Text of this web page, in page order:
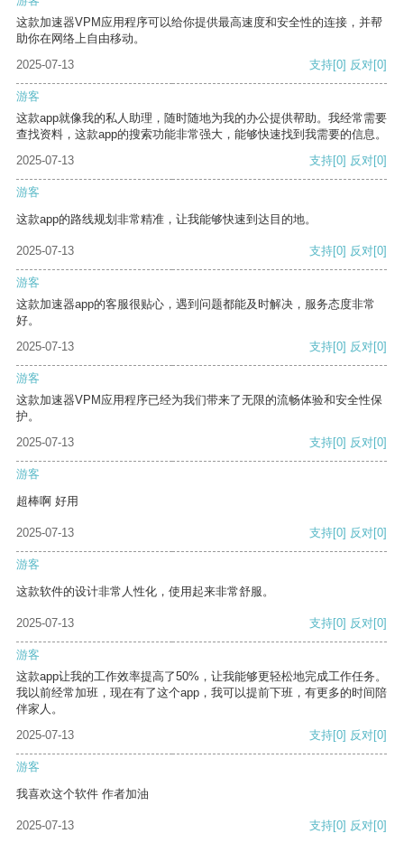
这款加速器VPM应用程序可以给你提供最高速度和安全性的连接，并帮
助你在网络上自由移动。
2025-07-13
支持[0] 反对[0]
游客
这款app就像我的私人助理，随时随地为我的办公提供帮助。我经常需要
查找资料，这款app的搜索功能非常强大，能够快速找到我需要的信息。
2025-07-13
支持[0] 反对[0]
游客
这款app的路线规划非常精准，让我能够快速到达目的地。
2025-07-13 支持[0] 反对[0]
游客
这款加速器app的客服很贴心，遇到问题都能及时解决，服务态度非常
好。
2025-07-13
支持[0] 反对[0]
游客
这款加速器VPM应用程序已经为我们带来了无限的流畅体验和安全性保
护。
2025-07-13
支持[0] 反对[0]
游客
超棒啊 好用
2025-07-13 支持[0] 反对[0]
游客
这款软件的设计非常人性化，使用起来非常舒服。
2025-07-13 支持[0] 反对[0]
游客
这款app让我的工作效率提高了50%，让我能够更轻松地完成工作任务。
我以前经常加班，现在有了这个app，我可以提前下班，有更多的时间陪
伴家人。
2025-07-13
支持[0] 反对[0]
游客
我喜欢这个软件 作者加油
2025-07-13 支持[0] 反对[0]